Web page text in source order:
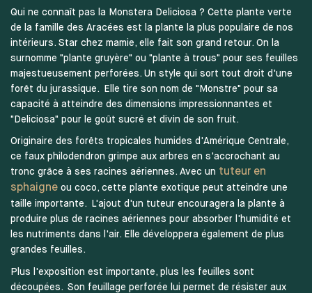
Qui ne connaît pas la Monstera Deliciosa ? Cette plante verte
de la famille des Aracées est la plante la plus populaire de nos
intérieurs. Star chez mamie, elle fait son grand retour. On la
surnomme "plante gruyère" ou "plante à trous" pour ses feuilles
majestueusement perforées. Un style qui sort tout droit d'une
forêt du jurassique. Elle tire son nom de "Monstre" pour sa
capacité à atteindre des dimensions impressionnantes et
"Deliciosa" pour le goût sucré et divin de son fruit.
Originaire des forêts tropicales humides d'Amérique Centrale,
ce faux philodendron grimpe aux arbres en s'accrochant au
tronc grâce à ses racines aériennes. Avec un tuteur en
sphaigneou coco, cette plante exotique peut atteindre une
taille importante. L'ajout d'un tuteur encouragera la plante à
produire plus de racines aériennes pour absorber l'humidité et
les nutriments dans l'air. Elle développera également de plus
grandes feuilles.
Plus l'exposition est importante, plus les feuilles sont
découpées. Son feuillage perforée lui permet de résister aux